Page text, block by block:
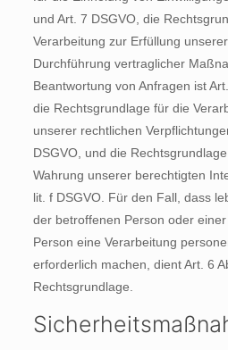
und Art. 7 DSGVO, die
Verarbeitung zur Erfüllung
Durchführung vertraglicher
Beantwortung von Anfragen ist
die Rechtsgrundlage für die
unserer rechtlichen
DSGVO, und die
Wahrung unserer berechtigten
lit. f DSGVO. Für den Fall, dass
der betroffenen Person oder
Person eine Verarbeitung
erforderlich machen, dient Art. 6
Rechtsgrundlage.